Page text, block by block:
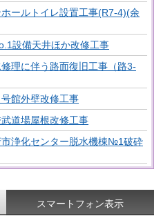
ールトイレ設置工事(R7-4)(余
設備天井ほか改修工事
理に伴う路面復旧工事（路3-
号館外壁改修工事
武道場屋根改修工事
市浄化センター脱水機棟№1破砕
スマートフォン表示